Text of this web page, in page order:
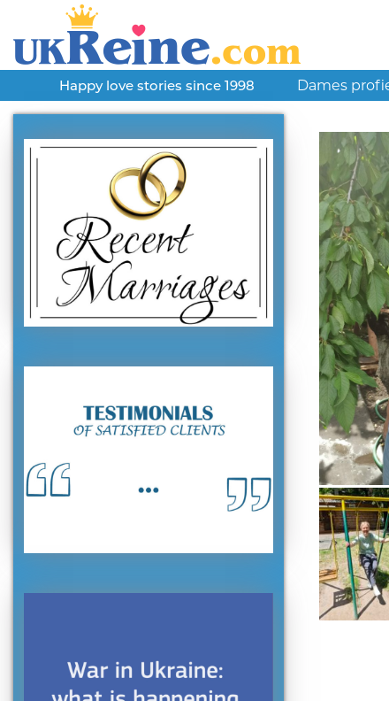
Happy love stories since 1998 Dames